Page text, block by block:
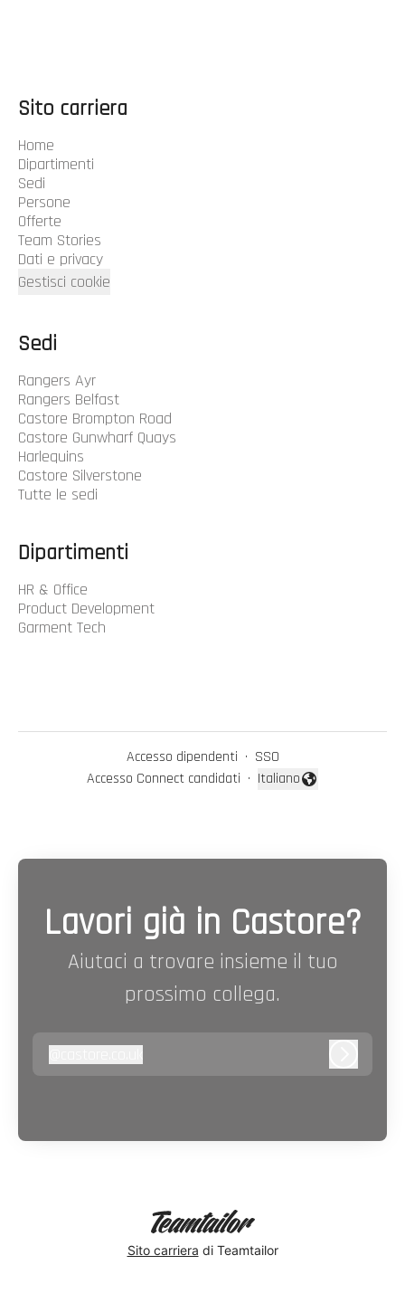
Sito carriera
Home
Dipartimenti
Sedi
Persone
Offerte
Team Stories
Dati e privacy
Gestisci cookie
Sedi
Rangers Ayr
Rangers Belfast
Castore Brompton Road
Castore Gunwharf Quays
Harlequins
Castore Silverstone
Tutte le sedi
Dipartimenti
HR & Office
Product Development
Garment Tech
Accesso dipendenti · SSO
Accesso Connect candidati · Cambia lingua
Italiano
Lavori già in Castore?
Aiutaci a trovare insieme il tuo
prossimo collega.
castore.co.uk
Sito carriera di Teamtailor